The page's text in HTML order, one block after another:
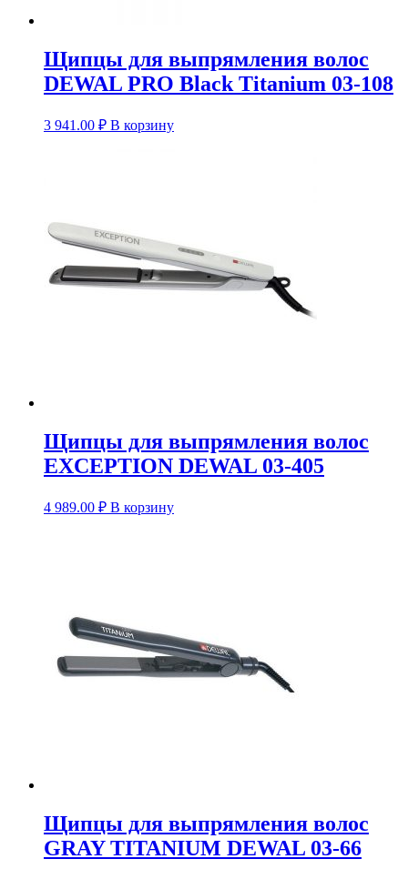
Щипцы для выпрямления волос
DEWAL PRO Black Titanium 03-108
3 941.00 ₽ В корзину
Щипцы для выпрямления волос
EXCEPTION DEWAL 03-405
4 989.00 ₽ В корзину
Щипцы для выпрямления волос
GRAY TITANIUM DEWAL 03-66